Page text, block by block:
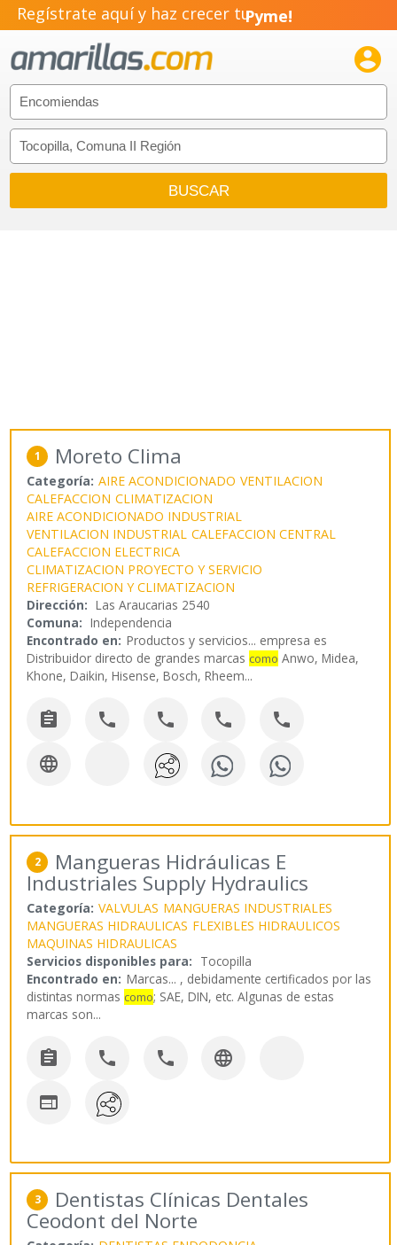
Regístrate aquí y haz crecer tuPyme!
Emprendimiento!

1 Moreto Clima
Categoría: AIRE ACONDICIONADO VENTILACION
CALEFACCION CLIMATIZACION
AIRE ACONDICIONADO INDUSTRIAL
VENTILACION INDUSTRIAL CALEFACCION CENTRAL
CALEFACCION ELECTRICA
CLIMATIZACION PROYECTO Y SERVICIO
REFRIGERACION Y CLIMATIZACION
Dirección: Las Araucarias 2540
Comuna: Independencia
Encontrado en: Productos y servicios... empresa es
Distribuidor directo de grandes marcas como Anwo, Midea,
Khone, Daikin, Hisense, Bosch, Rheem...
    

2 Mangueras Hidráulicas E
Industriales Supply Hydraulics
Categoría: VALVULAS MANGUERAS INDUSTRIALES
MANGUERAS HIDRAULICAS FLEXIBLES HIDRAULICOS
MAQUINAS HIDRAULICAS
Servicios disponibles para: Tocopilla
Encontrado en: Marcas... , debidamente certificados por las
distintas normas como; SAE, DIN, etc. Algunas de estas
marcas son...
   

3 Dentistas Clínicas Dentales
Ceodont del Norte